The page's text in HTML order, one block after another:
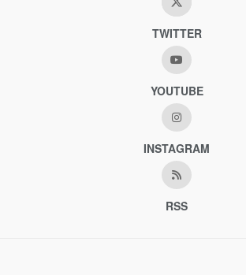
TWITTER
YOUTUBE
INSTAGRAM
RSS